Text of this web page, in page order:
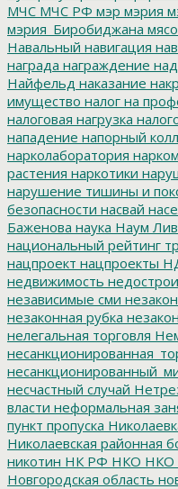
МЧС МЧС РФ мэр мэрия
мэрия_Биробиджана мясо
Навальный навигация
награда награждение
Найфельд наказание
имущество налог на
налоговая нагрузка
нападение напорный
нарколаборатория
растения наркотики
нарушение тишины и
безопасности насвай
Баженова наука Наум
национальный рейтинг
нацпроект нацпроекты
недвижимость недострои
независимые сми
незаконная рубка
нелегальная торговля
несчастный случай
власти неформальная
пункт пропуска
Николаевская районная
никотин НК РФ НКО НКО
Новгородская область